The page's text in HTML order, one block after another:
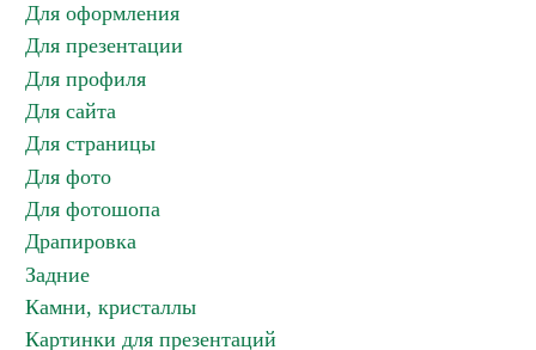
Для оформления
Для презентации
Для профиля
Для сайта
Для страницы
Для фото
Для фотошопа
Драпировка
Задние
Камни, кристаллы
Картинки для презентаций